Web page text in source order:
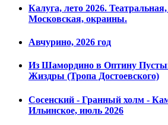
Калуга, лето 2026.
Московская, окраины.
Авчурино, 2026 год
Из Шамордино в Оптину
Жиздры (Тропа Достоевского)
Сосенский - Гранный холм -
Ильинское, июль 2026